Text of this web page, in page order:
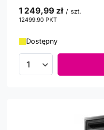
1 249,99 zł / szt.
12499.90 PKT
Dostępny
Ilość produktów